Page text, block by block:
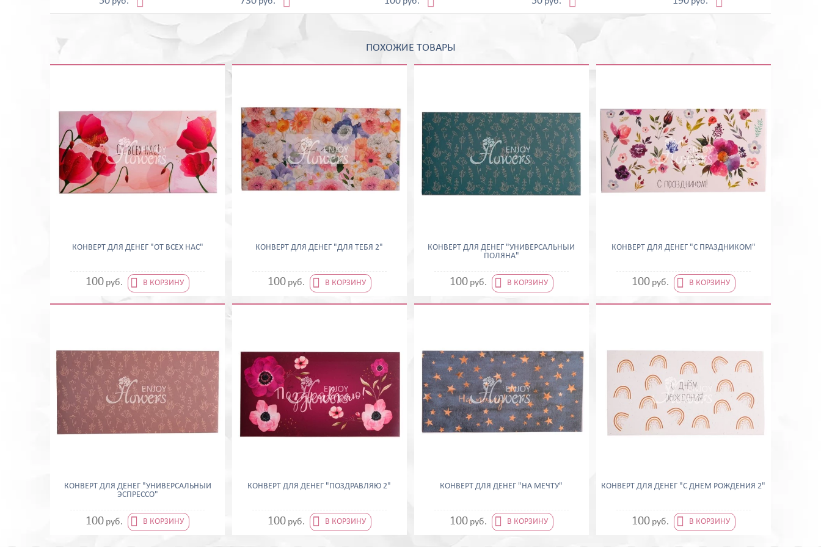
ПОХОЖИЕ ТОВАРЫ
КОНВЕРТ ДЛЯ ДЕНЕГ "ОТ ВСЕХ НАС"
100 руб.  В КОРЗИНУ
КОНВЕРТ ДЛЯ ДЕНЕГ "ДЛЯ ТЕБЯ 2"
100 руб.  В КОРЗИНУ
КОНВЕРТ ДЛЯ ДЕНЕГ "УНИВЕРСАЛЬНЫЙ
ПОЛЯНА"
100 руб.  В КОРЗИНУ
КОНВЕРТ ДЛЯ ДЕНЕГ "С ПРАЗДНИКОМ"
100 руб.  В КОРЗИНУ
КОНВЕРТ ДЛЯ ДЕНЕГ "УНИВЕРСАЛЬНЫЙ
ЭСПРЕССО"
100 руб.  В КОРЗИНУ
КОНВЕРТ ДЛЯ ДЕНЕГ "ПОЗДРАВЛЯЮ 2"
100 руб.  В КОРЗИНУ
КОНВЕРТ ДЛЯ ДЕНЕГ "НА МЕЧТУ"
100 руб.  В КОРЗИНУ
КОНВЕРТ ДЛЯ ДЕНЕГ "С ДНЕМ РОЖДЕНИЯ 2"
100 руб.  В КОРЗИНУ